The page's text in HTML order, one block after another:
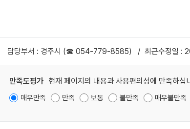
담당부서 : 경주시 (☎ 054-779-8585) / 최근수정일 :
만족도평가 현재 페이지의 내용과 사용편의성에 만족하
매우만족 만족 보통 불만족 매우불만족